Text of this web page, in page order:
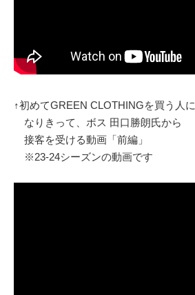
↑初めてGREEN CLOTHINGを買う人に
なりきって、ボス 田口勝朗氏から
接客を受ける動画「前編」
※23-24シーズンの動画です